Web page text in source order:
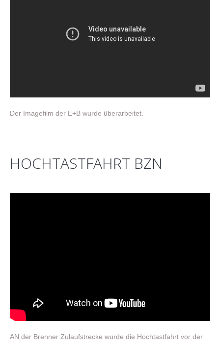
Der Imagefilm der E+B wurde überarbeitet.
HOCHTASTFAHRT BZN
AN der Brenner Zulaufstrecke wurde die Hochtastfahrt vor der